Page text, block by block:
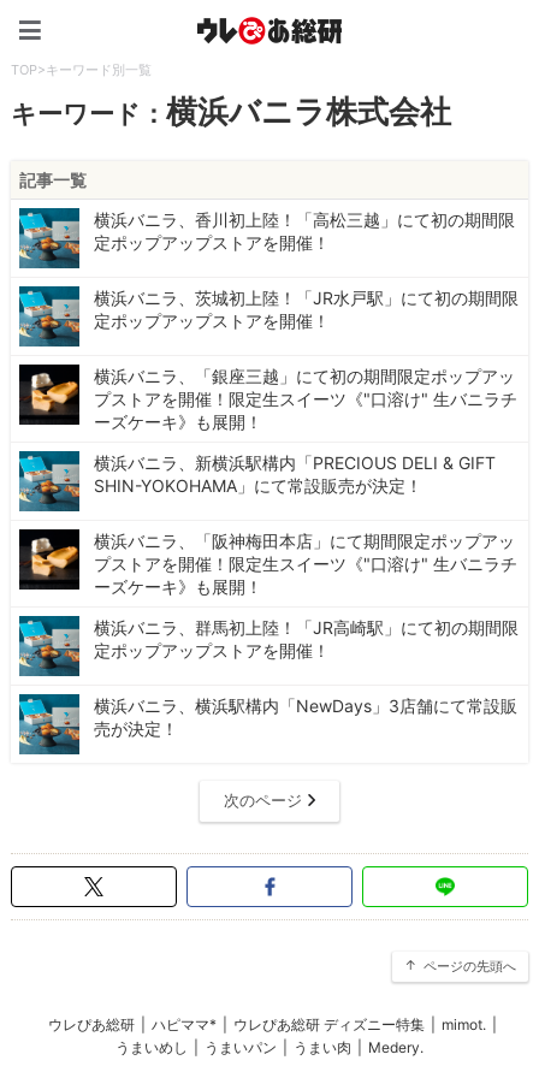
TOP>キーワード別一覧
キーワード：横浜バニラ株式会社
記事一覧
横浜バニラ、香川初上陸！「高松三越」にて初の期間限
定ポップアップストアを開催！
横浜バニラ、茨城初上陸！「JR水戸駅」にて初の期間限
定ポップアップストアを開催！
横浜バニラ、「銀座三越」にて初の期間限定ポップアッ
プストアを開催！限定生スイーツ《"口溶け" 生バニラチ
ーズケーキ》も展開！
横浜バニラ、新横浜駅構内「PRECIOUS DELI & GIFT
SHIN-YOKOHAMA」にて常設販売が決定！
横浜バニラ、「阪神梅田本店」にて期間限定ポップアッ
プストアを開催！限定生スイーツ《"口溶け" 生バニラチ
ーズケーキ》も展開！
横浜バニラ、群馬初上陸！「JR高崎駅」にて初の期間限
定ポップアップストアを開催！
横浜バニラ、横浜駅構内「NewDays」3店舗にて常設販
売が決定！
次のページ
ページの先頭へ
ウレぴあ総研 ハピママ* ウレぴあ総研 ディズニー特集 mimot.
うまいめし
うまいパン うまい肉 Medery.